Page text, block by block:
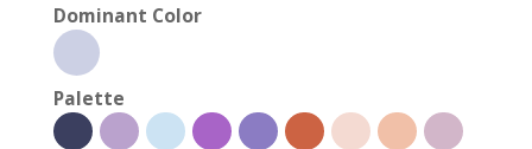
Dominant Color
Palette